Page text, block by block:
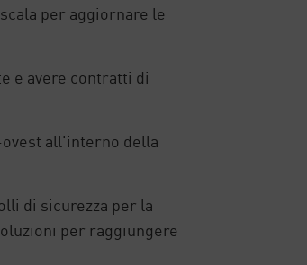
per aggiornare le
e avere contratti di
all'interno della
di sicurezza per la
per raggiungere